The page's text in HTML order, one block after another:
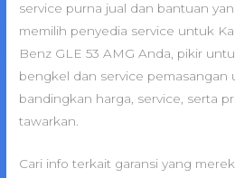
service purna jual dan bantuan
memilih penyedia service untuk
Benz GLE 53 AMG Anda, pikir
bengkel dan service
bandingkan harga, service, serta
tawarkan.
Cari info terkait garansi yang